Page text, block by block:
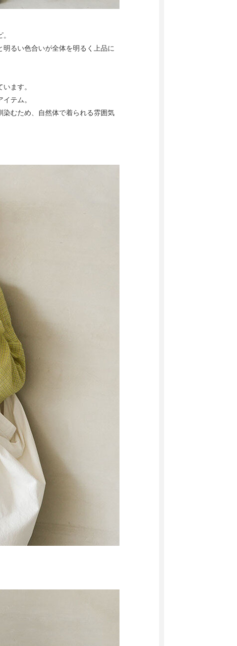
明るい色合いが全体を明るく上品に
ます。
テム。
染むため、自然体で着られる雰囲気